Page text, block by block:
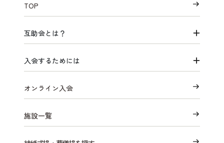
TOP
互助会とは？
入会するためには
オンライン入会
施設一覧